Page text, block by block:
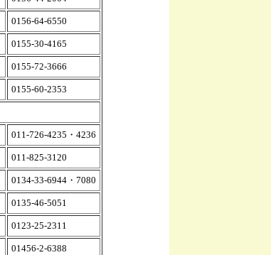
0156-64-6550
0155-30-4165
0155-72-3666
0155-60-2353
011-726-4235・4236
011-825-3120
0134-33-6944・7080
0135-46-5051
0123-25-2311
01456-2-6388